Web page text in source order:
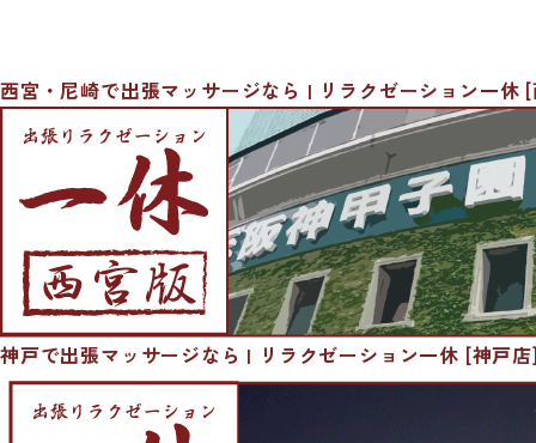
西宮・尼崎で出張マッサージなら | リラクゼーション一休
神戸で出張マッサージなら | リラクゼーション一休 [神戸